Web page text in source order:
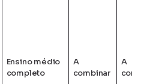
Ensino médio
completo
A
combinar
A
combinar